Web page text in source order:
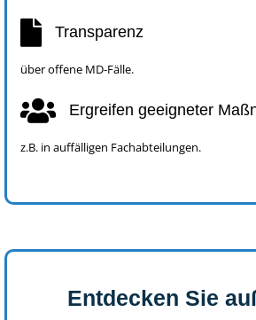
Transparenz
über offene MD-Fälle.
Ergreifen geeigneter
z.B. in auffälligen Fachabteilungen.
Entdecken Sie